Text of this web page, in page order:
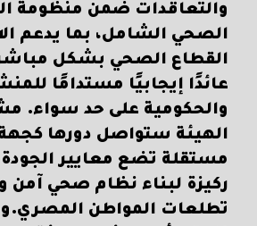
والتعاقدات ضمن منظومة
الصحي الشامل، بما يدعم
القطاع الصحي بشكل
عائدًا إيجابيًا مستدامًا
والحكومية على حد سواء.
الهيئة ستواصل دورها
مستقلة تضع معايير
ركيزة لبناء نظام صحي آمن
تطلعات المواطن